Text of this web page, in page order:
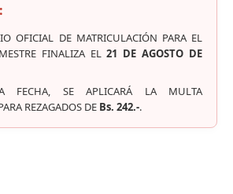
OFICIAL DE MATRICULACIÓN PARA EL
FINALIZA EL21 DE AGOSTO DE
FECHA, SE APLICARÁ LA MULTA
REZAGADOS DE Bs. 242.-.